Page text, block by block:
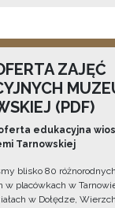
ZAJĘĆ
(PDF)
edukacyjna
Tarnowskiej
blisko 80
w placówkach w
w Dołędze,